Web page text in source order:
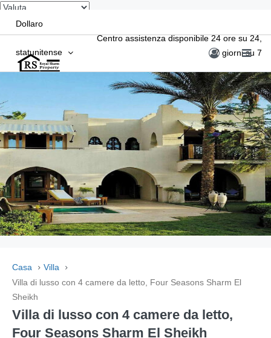
Dollaro
statunitense
Centro assistenza disponibile 24 ore su 24,
7 giorni su 7
Casa
Villa
Villa di lusso con 4 camere da letto, Four Seasons Sharm El
Sheikh
Villa di lusso con 4 camere da letto,
Four Seasons Sharm El Sheikh